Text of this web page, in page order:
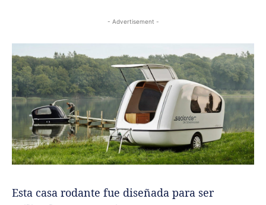
- Advertisement -
Esta casa rodante fue diseñada para ser